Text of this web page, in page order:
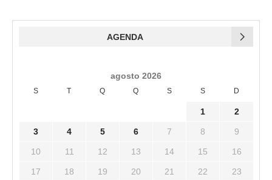
AGENDA
agosto 2026
S T Q Q S S D
1 2
3 4 5 6 7 8 9
10 11 12 13 14 15 16
17 18 19 20 21 22 23